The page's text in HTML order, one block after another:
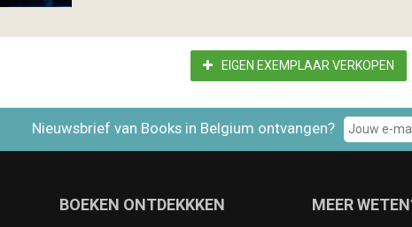
EIGEN EXEMPLAAR VERKOPEN
Nieuwsbrief van Books in Belgium ontvangen?
BOEKEN ONTDEKKKEN MEER